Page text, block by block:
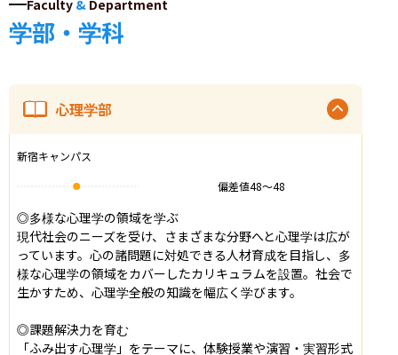
Faculty & Department
学部・学科
心理学部
新宿キャンパス
偏差値48〜48
◎多様な心理学の領域を学ぶ
現代社会のニーズを受け、さまざまな分野へと心理学は広が
っています。心の諸問題に対処できる人材育成を目指し、多
様な心理学の領域をカバーしたカリキュラムを設置。社会で
生かすため、心理学全般の知識を幅広く学びます。
◎課題解決力を育む
「ふみ出す心理学」をテーマに、体験授業や演習・実習形式